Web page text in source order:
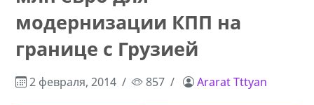
модернизации КПП на
границе с Грузией
2 февраля, 2014 857 Ararat Tttyan